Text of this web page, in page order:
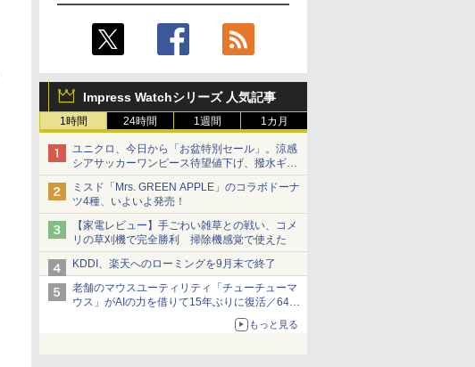
Impress Watchシリーズ 人気記事
1時間 24時間 1週間 1カ月
ユニクロ、今日から「お盆特別セール」。涼感
シアサッカーワンピース待望値下げ、撥水ギア
ショーツは1990円に
ミスド「Mrs. GREEN APPLE」のコラボドーナ
ツ4種、いよいよ発売！
【家電レビュー】手ごわい雑草との戦い、コメ
リの草刈機で完全勝利 掃除機感覚で使えた
KDDI、楽天へのローミングを9月末で終了
老舗のマウスユーティリティ「チューチューマ
ウス」がAIの力を借りて15年ぶりに復活／64bit
化、Windows 10/11、「Chrome」も走り回
る。復活記念で2026年末まで500円
もっと見る